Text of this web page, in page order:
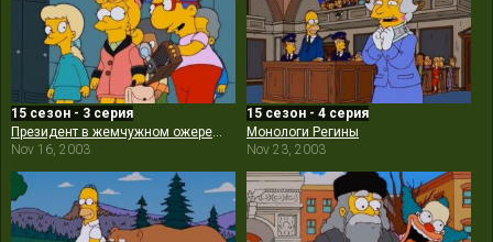
15 сезон - 3 серия
Президент в жемчужном ожерелье
Nov 16, 2003
15 сезон - 4 серия
Монологи Регины
Nov 23, 2003